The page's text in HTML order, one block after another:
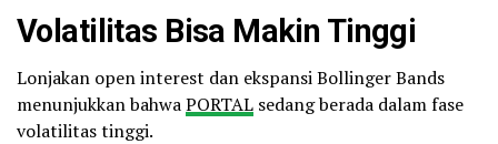
Volatilitas Bisa Makin Tinggi
Lonjakan open interest dan ekspansi Bollinger Bands
menunjukkan bahwaPORTAL sedang berada dalam fase
volatilitas tinggi.